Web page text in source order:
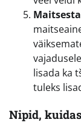
lisada ka
tuleks
Nipid,